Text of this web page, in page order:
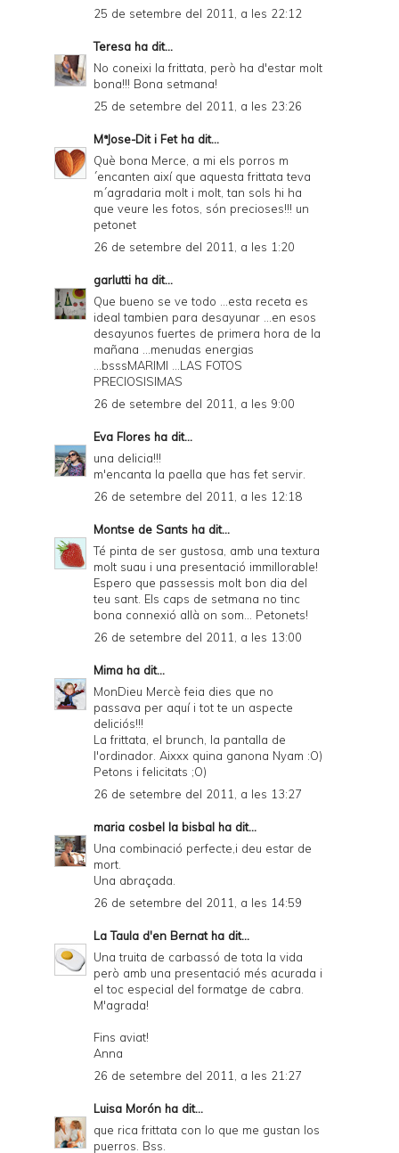
25 de setembre del 2011, a les 22:12
Teresa ha dit...
No coneixi la frittata, però ha d'estar molt
bona!!! Bona setmana!
25 de setembre del 2011, a les 23:26
MªJose-Dit i Fetha dit...
Què bona Merce, a mi els porros m
´encanten així que aquesta frittata teva
m´agradaria molt i molt, tan sols hi ha
que veure les fotos, són precioses!!! un
petonet
26 de setembre del 2011, a les 1:20
garlutti ha dit...
Que bueno se ve todo ...esta receta es
ideal tambien para desayunar ...en esos
desayunos fuertes de primera hora de la
mañana ...menudas energias
...bsssMARIMI ...LAS FOTOS
PRECIOSISIMAS
26 de setembre del 2011, a les 9:00
Eva Flores ha dit...
una delicia!!!
m'encanta la paella que has fet servir.
26 de setembre del 2011, a les 12:18
Montse de Sants ha dit...
Té pinta de ser gustosa, amb una textura
molt suau i una presentació immillorable!
Espero que passessis molt bon dia del
teu sant. Els caps de setmana no tinc
bona connexió allà on som... Petonets!
26 de setembre del 2011, a les 13:00
Mima ha dit...
MonDieu Mercè feia dies que no
passava per aquí i tot te un aspecte
deliciós!!!
La frittata, el brunch, la pantalla de
l'ordinador. Aixxx quina ganona Nyam :O)
Petons i felicitats ;O)
26 de setembre del 2011, a les 13:27
maria cosbel la bisbal ha dit...
Una combinació perfecte,i deu estar de
mort.
Una abraçada.
26 de setembre del 2011, a les 14:59
La Taula d'en Bernatha dit...
Una truita de carbassó de tota la vida
però amb una presentació més acurada i
el toc especial del formatge de cabra.
M'agrada!
Fins aviat!
Anna
26 de setembre del 2011, a les 21:27
Luisa Morón ha dit...
que rica frittata con lo que me gustan los
puerros. Bss.